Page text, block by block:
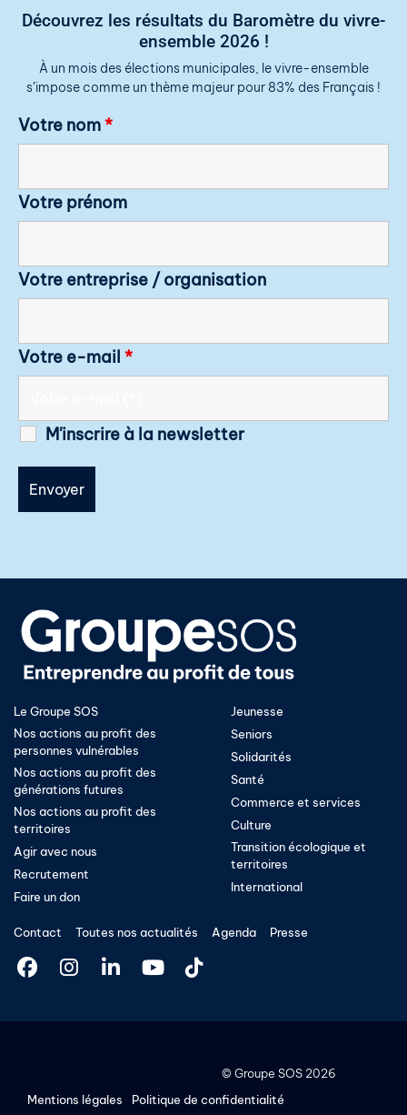
Découvrez les résultats du Baromètre du vivre-
ensemble 2026 !
À un mois des élections municipales, le vivre-ensemble
s’impose comme un thème majeur pour 83% des Français !
Votre nom*
Votre prénom
Votre entreprise / organisation
Votre e-mail *
M'inscrire à la newsletter
Le Groupe SOS
Nos actions au profit des
personnes vulnérables
Nos actions au profit des
générations futures
Nos actions au profit des
territoires
Agir avec nous
Recrutement
Faire un don
Jeunesse
Seniors
Solidarités
Santé
Commerce et services
Culture
Transition écologique et
territoires​
International
Contact Toutes nos actualités Agenda Presse
© Groupe SOS 2026
Mentions légales
Politique de confidentialité